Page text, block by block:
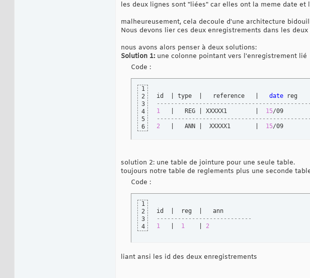
les deux lignes sont "liées" car elles ont la meme date et
malheureusement, cela decoule d'une architecture
Nous devons lier ces deux enregistrements dans les deux
nous avons alors penser à deux solutions:
Solution 1: une colonne pointant vers l'enregistrement lié
Code :
1
2
3
4
5
6
id  | type  |   reference   | date
1
   |   REG | XXXXX1        |
15/09
2
   |   ANN |  XXXXX1       |
15/09
solution 2: une table de jointure pour une seule table.
toujours notre table de reglements plus une seconde
Code :
1
2
3
4
---------------------------
1
1 2
liant ansi les id des deux enregistrements